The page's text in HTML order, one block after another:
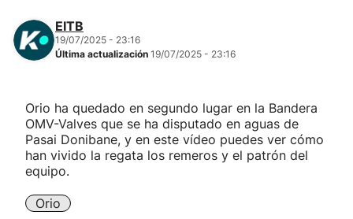
Carreras de montaña
"Helmuga"
EITB
19/07/2025 - 23:16
Última actualización 19/07/2025 - 23:16
Orio ha quedado en segundo lugar en la Bandera
OMV-Valves que se ha disputado en aguas de
Pasai Donibane, y en este vídeo puedes ver cómo
han vivido la regata los remeros y el patrón del
equipo.
Orio